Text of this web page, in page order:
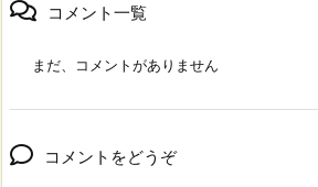
コメント一覧
まだ、コメントがありません
コメントをどうぞ